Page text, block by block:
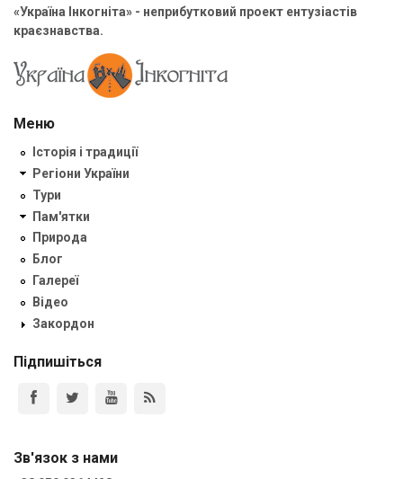
«Україна Інкогніта» - неприбутковий проект ентузіастів
краєзнавства.
Меню
Історія і традиції
Регіони України
Тури
Пам'ятки
Природа
Блог
Галереї
Відео
Закордон
Підпишіться
Зв'язок з нами